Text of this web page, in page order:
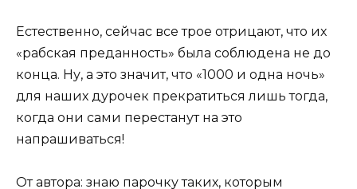
Естественно, сейчас все трое отрицают, что их
«рабская преданность» была соблюдена не до
конца. Ну, а это значит, что «1000 и одна ночь»
для наших дурочек прекратиться лишь тогда,
когда они сами перестанут на это
напрашиваться!
От автора: знаю парочку таких, которым